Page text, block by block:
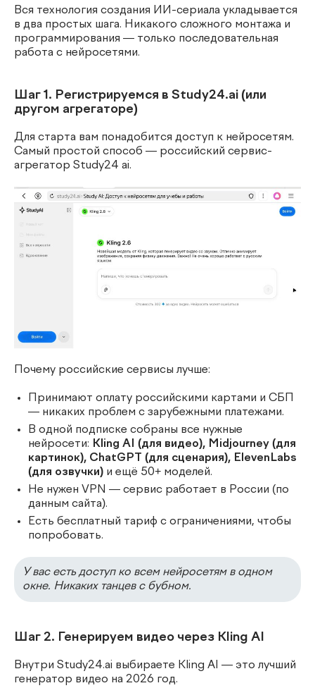
Вся технология создания ИИ-сериала укладывается
в два простых шага. Никакого сложного монтажа и
программирования — только последовательная
работа с нейросетями.
Шаг 1. Регистрируемся в Study24.ai (или
другом агрегаторе)
Для старта вам понадобится доступ к нейросетям.
Самый простой способ — российский сервис-
агрегатор Study24 ai.
Почему российские сервисы лучше:
Принимают оплату российскими картами и СБП
— никаких проблем с зарубежными платежами.
В одной подписке собраны все нужные
нейросети: Kling AI (для видео), Midjourney (для
картинок), ChatGPT (для сценария), ElevenLabs
(для озвучки) и ещё 50+ моделей.
Не нужен VPN — сервис работает в России (по
данным сайта).
Есть бесплатный тариф с ограничениями, чтобы
попробовать.
У вас есть доступ ко всем нейросетям в одном
окне. Никаких танцев с бубном.
Шаг 2. Генерируем видео через Kling AI
Внутри Study24.ai выбираете Kling AI — это лучший
генератор видео на 2026 год.